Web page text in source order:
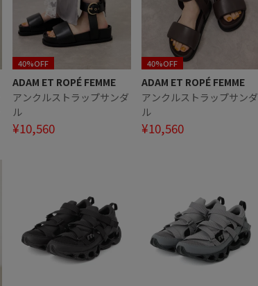
40%OFF
ADAM ET ROPÉ FEMME
アンクルストラップサンダ
ル
¥10,560
40%OFF
ADAM ET ROPÉ FEMME
アンクルストラップサンダ
ル
¥10,560